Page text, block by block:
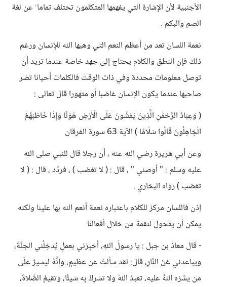
الأجنبية لأن الإشارة التي يفهمها المتكلمون تحتلف تماما َ عن لغة
الصم والبكم .
نعمة اللسان تعد من أعظم النعم التي وهبها الله للإنسان ورغم
ذلك فإن النطق والكلام يحتاج إلى جهد خاصة عندما تريد أن
توصل معلومات محددة وفي ذات الوقت فالكلمات أحيانا تضر
صاحبها عندما يكون الإنسان غاضبا أو متهورا قال تعالى :
( وَعِبَادُ الرَّحْمَٰنِ الَّذِينَ يَمْشُونَ عَلَى الْأَرْضِ هَوْنًا وَإِذَا خَاطَبَهُمُ
الْجَاهِلُونَ قَالُوا سَلَامًا ) الآية 63 سورة الفرقان
وعن أبي هريرة رضي الله عنه ، أن رجلا قال للنبي صلى الله
عليه وسلم : " أوصني " ، قال : ( لا تغضب ) ، فردّد ، قال : ( لا
تغضب ) رواه البخاري .
إذن فاللسان مركز للكلام باعتباره نعمة أنعم الله بها علينا ولكنه
يمكن أن يتحول لنقمة من خلال أفعالنا
- قال معاذ بن جبل : يا رسولَ اللهِ، أخبِرْني بعملٍ يُدخِلُني الجنَّةَ،
ويباعدني غنَ النَّارِ، قال: لقد سألتَ عن عظيمٍ، وإنَّهُ ليسيرٌ علَى
من يسَّرَه اللهُ عليه، تعبدُ اللهَ ولا تشرِكُ بِه شيئًا، وتقيمُ الصَّلاةَ،